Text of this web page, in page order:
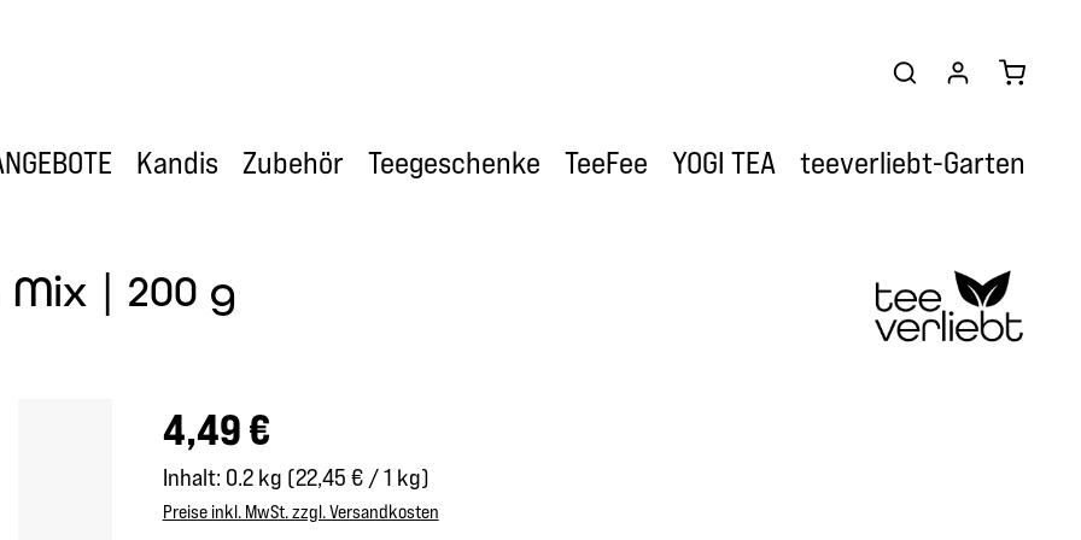
Kandis Zubehör Teegeschenke TeeFee YOGI TEA teeverliebt-Garten
| 200 g
Regulärer Preis:
4,49 €
Inhalt: 0.2 kg (22,45 € / 1 kg)
Preise inkl. MwSt. zzgl. Versandkosten